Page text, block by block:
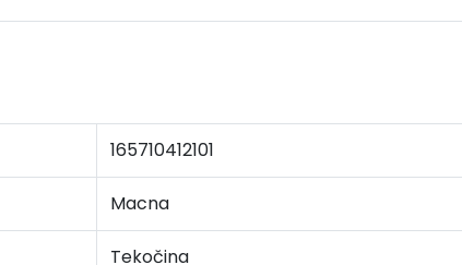
165710412101
Macna
Tekočina